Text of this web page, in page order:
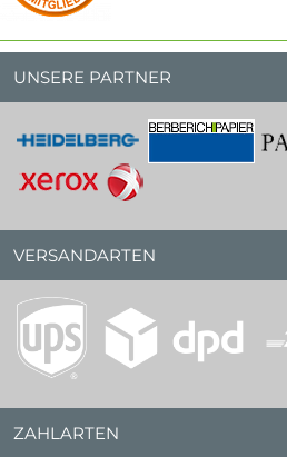
UNSERE PARTNER
VERSANDARTEN
ZAHLARTEN